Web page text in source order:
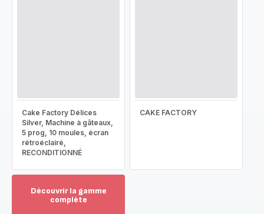
Cake Factory Délices
Silver, Machine à gâteaux,
5 prog, 10 moules, écran
rétroéclairé,
RECONDITIONNÉ
CAKE FACTORY
Découvrir la gamme
complète